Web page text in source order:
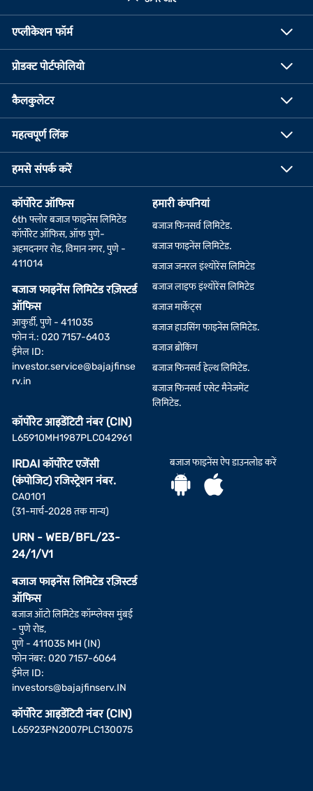
एप्लीकेशन फॉर्म
प्रोडक्ट पोर्टफोलियो
कैलकुलेटर
महत्वपूर्ण लिंक
हमसे संपर्क करें
कॉर्पोरेट ऑफिस
6th फ्लोर बजाज फाइनेंस लिमिटेड
कॉर्पोरेट ऑफिस, ऑफ पुणे-
अहमदनगर रोड, विमान नगर, पुणे -
411014
बजाज फाइनेंस लिमिटेड रज़िस्टर्ड
ऑफिस
आकुर्डी, पुणे - 411035
फोन नं.: 020 7157-6403
ईमेल ID:
investor.service@bajajfinse
rv.in
कॉर्पोरेट आइडेंटिटी नंबर (CIN)
L65910MH1987PLC042961
IRDAI कॉर्पोरेट एजेंसी
(कंपोजिट) रजिस्ट्रेशन नंबर.
CA0101
(31-मार्च-2028 तक मान्य)
URN - WEB/BFL/23-
24/1/V1
बजाज फाइनेंस लिमिटेड रज़िस्टर्ड
ऑफिस
बजाज ऑटो लिमिटेड कॉम्प्लेक्स मुंबई
- पुणे रोड,
पुणे - 411035 MH (IN)
फोन नंबर: 020 7157-6064
ईमेल ID:
investors@bajajfinserv.IN
कॉर्पोरेट आइडेंटिटी नंबर (CIN)
L65923PN2007PLC130075
हमारी कंपनियां
बजाज फिनसर्व लिमिटेड.
बजाज फाइनेंस लिमिटेड.
बजाज जनरल इंश्योरेंस लिमिटेड
बजाज लाइफ इंश्योरेंस लिमिटेड
बजाज मार्केट्स
बजाज हाउसिंग फाइनेंस लिमिटेड.
बजाज ब्रोकिंग
बजाज फिनसर्व हेल्थ लिमिटेड.
बजाज फिनसर्व एसेट मैनेजमेंट
लिमिटेड.
बजाज फाइनेंस ऐप डाउनलोड करें